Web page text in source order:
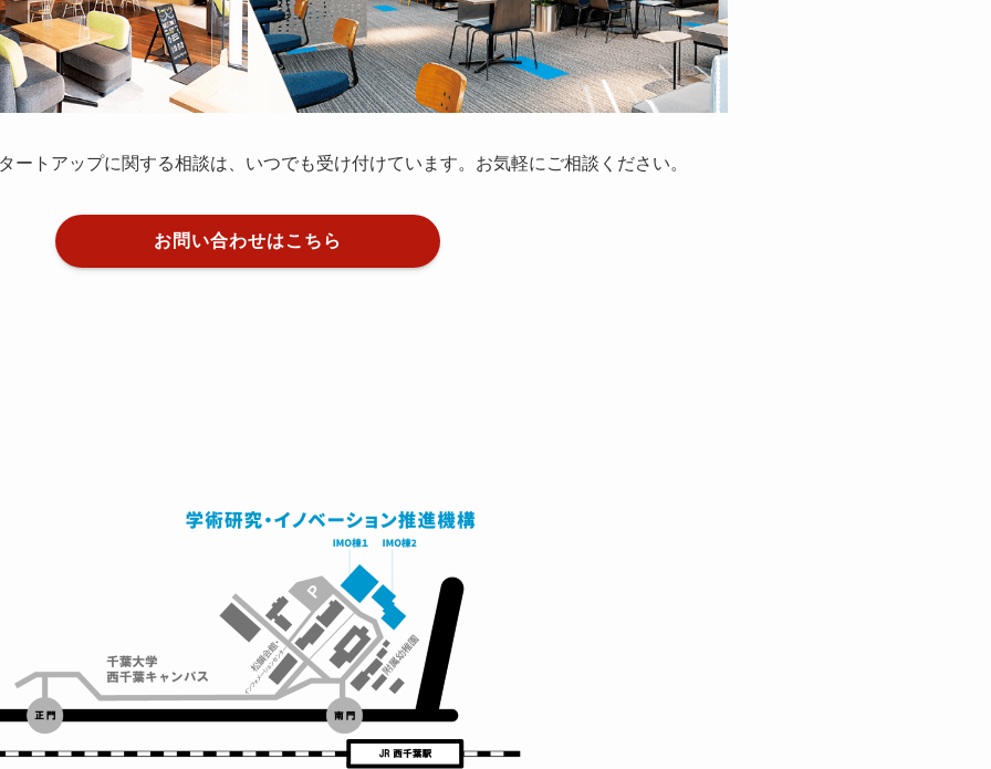
ートアップに関する相談は、いつでも受け付けています。お気軽にご相談ください。
お問い合わせはこちら